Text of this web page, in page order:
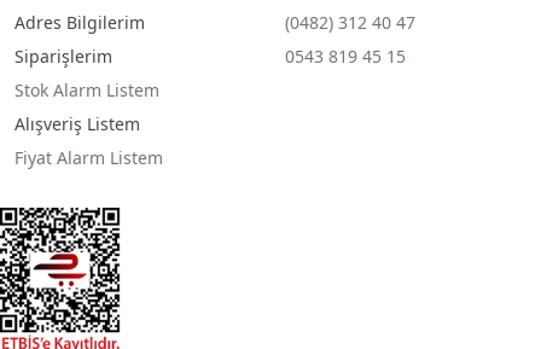
Adres Bilgilerim
Siparişlerim
Stok Alarm Listem
Alışveriş Listem
Fiyat Alarm Listem
(0482) 312 40 47
0543 819 45 15